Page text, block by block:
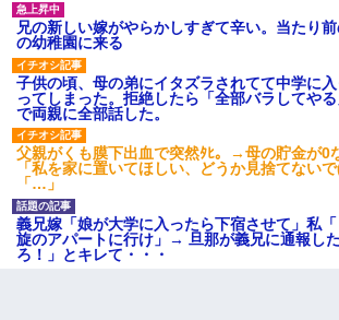
兄の新しい嫁がやらかしすぎて辛い。当たり
の幼稚園に来る
子供の頃、母の弟にイタズラされてて中学に
ってしまった。拒絶したら「全部バラしてや
で両親に全部話した。
父親がくも膜下出血で突然ﾀﾋ。→母の貯金が
「私を家に置いてほしい、どうか見捨てない
「…」
義兄嫁「娘が大学に入ったら下宿させて」私
旋のアパートに行け」→ 旦那が義兄に通報し
ろ！」とキレて・・・